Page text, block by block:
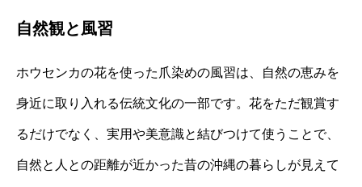
自然観と風習
ホウセンカの花を使った爪染めの風習は、自然の恵みを
身近に取り入れる伝統文化の一部です。花をただ観賞す
るだけでなく、実用や美意識と結びつけて使うことで、
自然と人との距離が近かった昔の沖縄の暮らしが見えて